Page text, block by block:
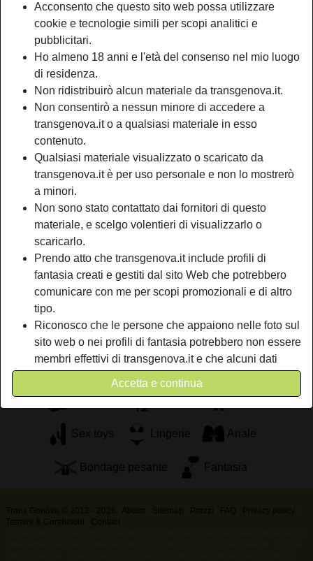
Acconsento che questo sito web possa utilizzare
cookie e tecnologie simili per scopi analitici e
pubblicitari.
Ho almeno 18 anni e l'età del consenso nel mio luogo
di residenza.
Non ridistribuirò alcun materiale da transgenova.it.
Non consentirò a nessun minore di accedere a
transgenova.it o a qualsiasi materiale in esso
contenuto.
Qualsiasi materiale visualizzato o scaricato da
transgenova.it è per uso personale e non lo mostrerò
a minori.
Non sono stato contattato dai fornitori di questo
materiale, e scelgo volentieri di visualizzarlo o
scaricarlo.
Prendo atto che transgenova.it include profili di
fantasia creati e gestiti dal sito Web che potrebbero
comunicare con me per scopi promozionali e di altro
tipo.
Riconosco che le persone che appaiono nelle foto sul
sito web o nei profili di fantasia potrebbero non essere
membri effettivi di transgenova.it e che alcuni dati
sui precedenti dei suoi membri e che il sito Web non
tenta altrimenti di verificare l'esattezza delle
dichiarazioni rese dai suoi membri.
Accetta e continua
Paese:
Italia
Provincia:
Genova
Sesso:
Shemale
Sessualità:
Relazione:
Single
Colore degli occhi:
Blu
Altezza:
172 cm
Depilata:
Fumatrice:
Sì
person_pin Descrizione
Il contatto fisico è vita perchè porta a sentire sensazioni
uniche, risvegliando anche le voglie più recondite. Sono
una femmina decisa e volitiva che ha sempre usato la sua
fisicità in maniera spregiudicata.
Sta cercando
Uomo, Etero, Bisessuale
Tags
Massaggi Pompini Orali
Sex toys Lingerie Anale
Bondage pesante Fantasia